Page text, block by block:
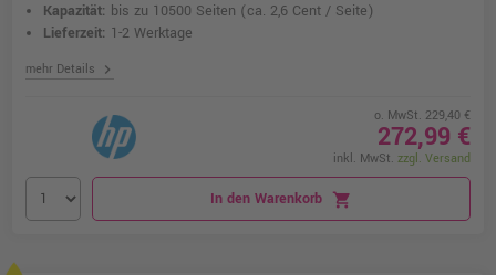
Kapazität: bis zu 10500 Seiten (ca. 2,6 Cent / Seite)
Lieferzeit: 1-2 Werktage
mehr Details chevron_right
o. MwSt. 229,40 €
272,99 €
inkl. MwSt. zzgl. Versand
In den Warenkorb shopping_cart